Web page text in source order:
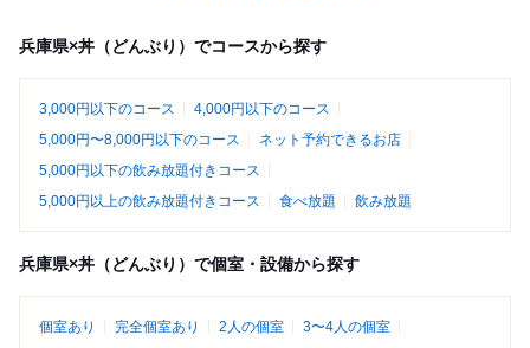
兵庫県×丼（どんぶり）でコースから探す
3,000円以下のコース
4,000円以下のコース
5,000円〜8,000円以下のコース
ネット予約できるお店
5,000円以下の飲み放題付きコース
5,000円以上の飲み放題付きコース
食べ放題 飲み放題
兵庫県×丼（どんぶり）で個室・設備から探す
個室あり 完全個室あり 2人の個室
3〜4人の個室